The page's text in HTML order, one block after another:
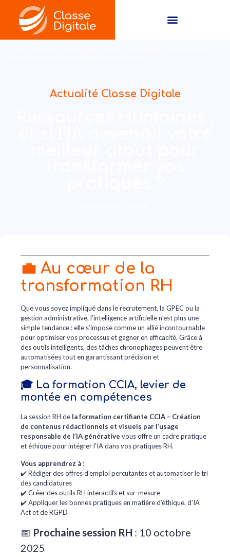
Actualité Classe Digitale
💼 Au cœur de la
transformation RH
Que vous soyez impliqué dans le recrutement, la GPEC ou la
gestion administrative, l’intelligence artificielle n’est plus une
simple tendance : elle s’impose comme un allié incontournable
pour optimiser vos processus et gagner en efficacité. Grâce à
des outils intelligents, des tâches chronophages peuvent être
automatisées tout en garantissant précision et
personnalisation.
🎓 La formation CCIA, levier de
montée en compétences
La session RH de la formation certifiante CCIA – Création
de contenus rédactionnels et visuels par l’usage
responsable de l’IA générative vous offre un cadre pratique
et éthique pour intégrer l’IA dans vos pratiques RH.
Vous apprendrez à :
✔️ Rédiger des offres d’emploi percutantes et automatiser le tri
des candidatures
✔️ Créer des outils RH interactifs et sur-mesure
✔️ Appliquer les bonnes pratiques en matière d’éthique, d’IA
Act et de RGPD
📅 Prochaine session RH : 10 octobre
2025